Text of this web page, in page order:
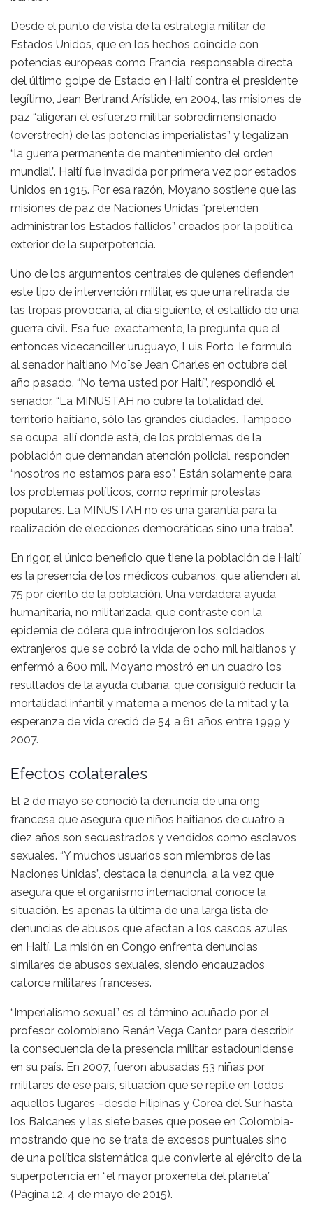
Desde el punto de vista de la estrategia militar de
Estados Unidos, que en los hechos coincide con
potencias europeas como Francia, responsable directa
del último golpe de Estado en Haití contra el presidente
legítimo, Jean Bertrand Arístide, en 2004, las misiones de
paz “aligeran el esfuerzo militar sobredimensionado
(overstrech) de las potencias imperialistas” y legalizan
“la guerra permanente de mantenimiento del orden
mundial”. Haití fue invadida por primera vez por estados
Unidos en 1915. Por esa razón, Moyano sostiene que las
misiones de paz de Naciones Unidas “pretenden
administrar los Estados fallidos” creados por la política
exterior de la superpotencia.
Uno de los argumentos centrales de quienes defienden
este tipo de intervención militar, es que una retirada de
las tropas provocaría, al día siguiente, el estallido de una
guerra civil. Esa fue, exactamente, la pregunta que el
entonces vicecanciller uruguayo, Luis Porto, le formuló
al senador haitiano Moïse Jean Charles en octubre del
año pasado. “No tema usted por Haití”, respondió el
senador. “La MINUSTAH no cubre la totalidad del
territorio haitiano, sólo las grandes ciudades. Tampoco
se ocupa, allí donde está, de los problemas de la
población que demandan atención policial, responden
“nosotros no estamos para eso”. Están solamente para
los problemas políticos, como reprimir protestas
populares. La MINUSTAH no es una garantía para la
realización de elecciones democráticas sino una traba”.
En rigor, el único beneficio que tiene la población de Haití
es la presencia de los médicos cubanos, que atienden al
75 por ciento de la población. Una verdadera ayuda
humanitaria, no militarizada, que contraste con la
epidemia de cólera que introdujeron los soldados
extranjeros que se cobró la vida de ocho mil haitianos y
enfermó a 600 mil. Moyano mostró en un cuadro los
resultados de la ayuda cubana, que consiguió reducir la
mortalidad infantil y materna a menos de la mitad y la
esperanza de vida creció de 54 a 61 años entre 1999 y
2007.
Efectos colaterales
El 2 de mayo se conoció la denuncia de una ong
francesa que asegura que niños haitianos de cuatro a
diez años son secuestrados y vendidos como esclavos
sexuales. “Y muchos usuarios son miembros de las
Naciones Unidas”, destaca la denuncia, a la vez que
asegura que el organismo internacional conoce la
situación. Es apenas la última de una larga lista de
denuncias de abusos que afectan a los cascos azules
en Haití. La misión en Congo enfrenta denuncias
similares de abusos sexuales, siendo encauzados
catorce militares franceses.
“Imperialismo sexual” es el término acuñado por el
profesor colombiano Renán Vega Cantor para describir
la consecuencia de la presencia militar estadounidense
en su país. En 2007, fueron abusadas 53 niñas por
militares de ese país, situación que se repite en todos
aquellos lugares –desde Filipinas y Corea del Sur hasta
los Balcanes y las siete bases que posee en Colombia-
mostrando que no se trata de excesos puntuales sino
de una política sistemática que convierte al ejército de la
superpotencia en “el mayor proxeneta del planeta”
(Página 12, 4 de mayo de 2015).